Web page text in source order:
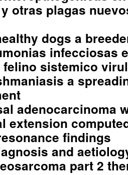
otras plagas
dogs a
infecciosas
sistemico
a
adenocarcinoma
extension
findings
and
part 2